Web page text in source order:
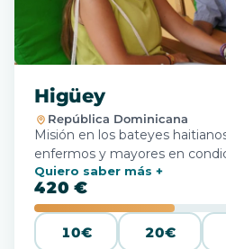
Higüey
República Dominicana
Misión en los bateyes
enfermos y mayores en
Quiero saber más
420 €
10€ 20€